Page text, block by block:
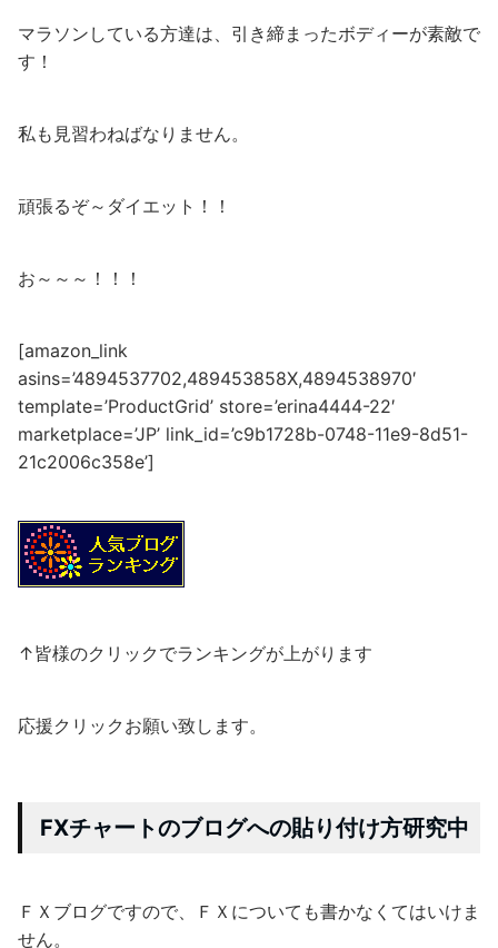
マラソンしている方達は、引き締まったボディーが素敵で
す！
私も見習わねばなりません。
頑張るぞ～ダイエット！！
お～～～！！！
[amazon_link
asins=’4894537702,489453858X,4894538970′
template=’ProductGrid’ store=’erina4444-22′
marketplace=’JP’ link_id=’c9b1728b-0748-11e9-8d51-
21c2006c358e’]
↑皆様のクリックでランキングが上がります
応援クリックお願い致します。
FXチャートのブログへの貼り付け方研究中
ＦＸブログですので、ＦＸについても書かなくてはいけま
せん。